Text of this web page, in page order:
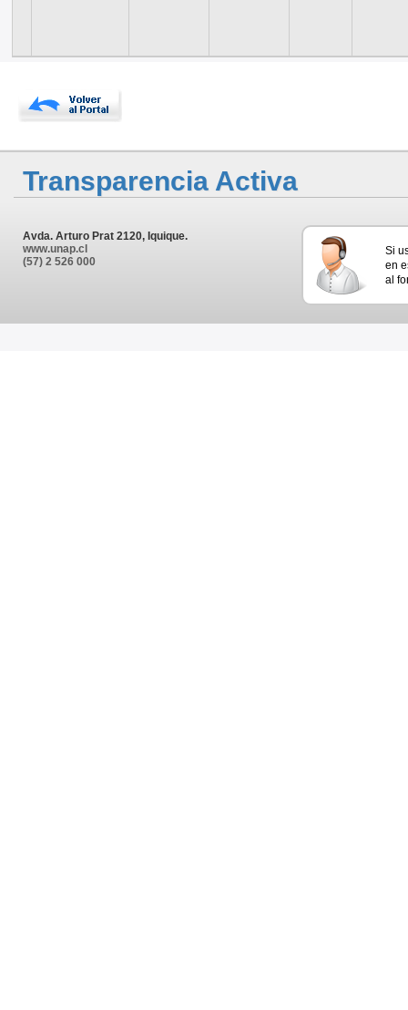
Transparencia Activa
Avda. Arturo Prat 2120, Iquique.
www.unap.cl
(57) 2 526 000
Si
en
al